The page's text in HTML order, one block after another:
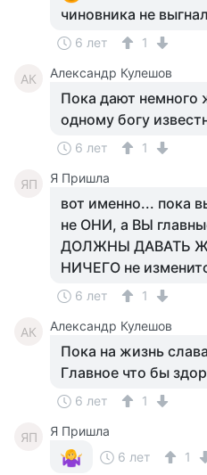
чиновника не
6 лет 1
АК Александр Кулешов
Пока дают немного
одному богу
6 лет 1
ЯП Я Пришла
вот именно... пока
не ОНИ, а ВЫ
ДОЛЖНЫ ДАВАТЬ
НИЧЕГО не
6 лет 1
АК Александр Кулешов
Пока на жизнь
Главное что бы
6 лет 1
ЯП
Я Пришла
6 лет
1